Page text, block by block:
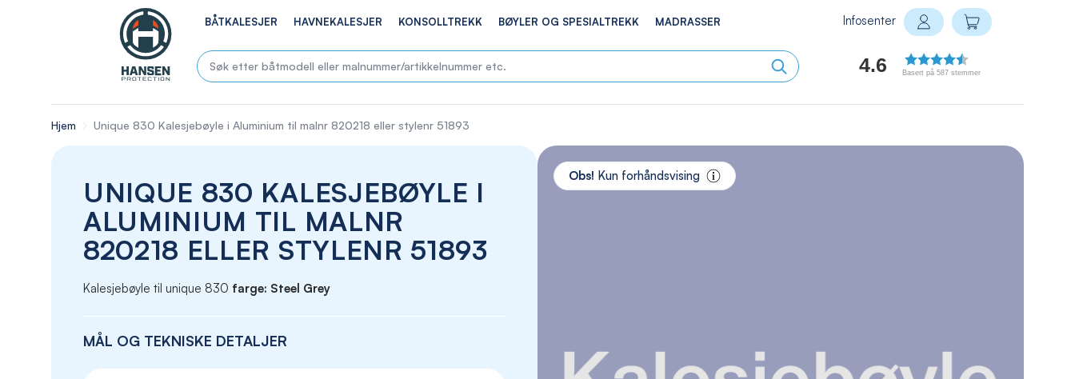
BÅTKALESJER HAVNEKALESJER KONSOLLTREKK BØYLER OG SPESIALTREKK MADRASSER
4.6 Basert på 587 stemmer
Infosenter
Logg inn
Min handlekurv
Hjem Unique 830 Kalesjebøyle i Aluminium til malnr 820218 eller stylenr 51893
UNIQUE 830 KALESJEBØYLE I
ALUMINIUM TIL MALNR
820218 ELLER STYLENR 51893
Kalesjebøyle til unique 830 farge: Steel Grey
MÅL OG TEKNISKE DETALJER
Skip
Obs! Kun forhåndsvising